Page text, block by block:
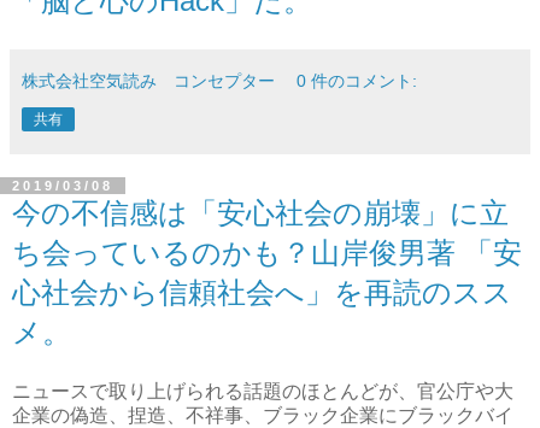
株式会社空気読み コンセプター 0 件のコメント:
共有
2019/03/08
今の不信感は「安心社会の崩壊」に立
ち会っているのかも？山岸俊男著 「安
心社会から信頼社会へ」を再読のスス
メ。
ニュースで取り上げられる話題のほとんどが、官公庁や大
企業の偽造、捏造、不祥事、ブラック企業にブラックバイ